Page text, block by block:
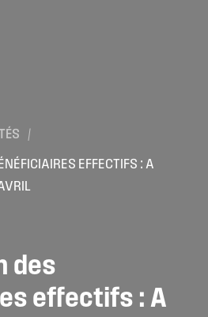
/
EFFECTIFS : A
des
effectifs : A